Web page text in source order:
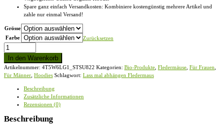
Spare ganz einfach Versandkosten: Kombiniere kostengünstig mehrere Artikel und
zahle nur einmal Versand!
Grösse
Farbe
Zurücksetzen
Lass
mal
abhängen
Fledermaus
-
In den Warenkorb
Artikelnummer: 4T5W6LG1_STSU822 Kategorien: Bio-Produkte Fledermäuse Für Frauen
Für Männer Hoodies Schlagwort: Lass mal abhängen Fledermaus
Beschreibung
Zusätzliche Informationen
Rezensionen (0)
Beschreibung